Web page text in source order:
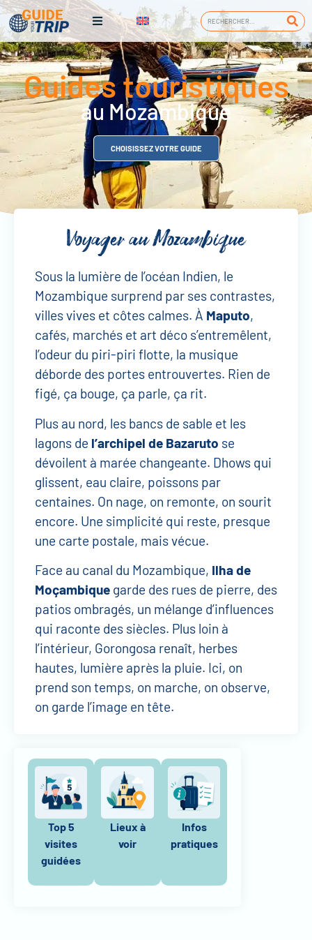
Guides touristiques
au Mozambique
CHOISISSEZ VOTRE GUIDE
Voyager au Mozambique
Sous la lumière de l’océan Indien, le
Mozambique surprend par ses contrastes,
villes vives et côtes calmes. À Maputo,
cafés, marchés et art déco s’entremêlent,
l’odeur du piri-piri flotte, la musique
déborde des portes entrouvertes. Rien de
figé, ça bouge, ça parle, ça rit.
Plus au nord, les bancs de sable et les
lagons de l’archipel de Bazaruto se
dévoilent à marée changeante. Dhows qui
glissent, eau claire, poissons par
centaines. On nage, on remonte, on sourit
encore. Une simplicité qui reste, presque
une carte postale, mais vécue.
Face au canal du Mozambique, Ilha de
Moçambique garde des rues de pierre, des
patios ombragés, un mélange d’influences
qui raconte des siècles. Plus loin à
l’intérieur, Gorongosa renaît, herbes
hautes, lumière après la pluie. Ici, on
prend son temps, on marche, on observe,
on garde l’image en tête.
Top 5
visites
guidées
Lieux à
voir
Infos
pratiques